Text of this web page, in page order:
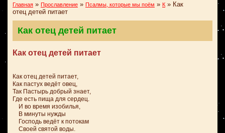
Главная » Прославление » Псалмы, которые мы поём » К» Как
отец детей питает
Как отец детей питает
Как отец детей питает
Как отец детей питает,
Как пастух ведёт овец,
Так Пастырь добрый знает,
Где есть пища для сердец.
И во время изобилья,
В минуты нужды
Господь ведёт к потокам
Своей святой воды.